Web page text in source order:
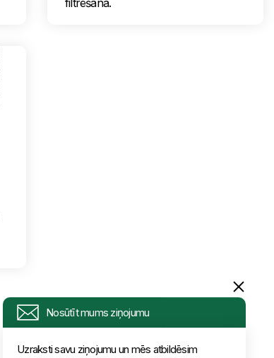
filtrēšana.
Nosūtīt mums ziņojumu
Uzraksti savu ziņojumu un mēs atbildēsim